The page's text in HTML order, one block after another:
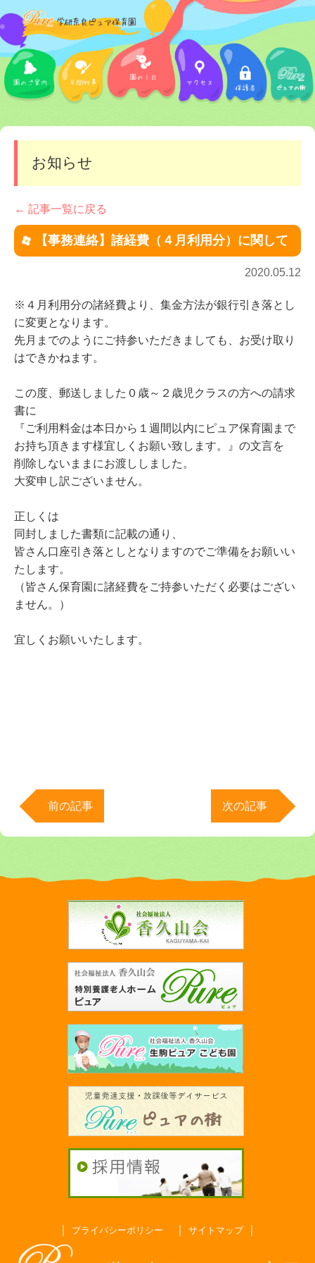
お知らせ
← 記事一覧に戻る
【事務連絡】諸経費（４月利用分）に関して
2020.05.12
※４月利用分の諸経費より、集金方法が銀行引き落とし
に変更となります。
先月までのようにご持参いただきましても、お受け取り
はできかねます。
この度、郵送しました０歳～２歳児クラスの方への請求
書に
『ご利用料金は本日から１週間以内にピュア保育園まで
お持ち頂きます様宜しくお願い致します。』の文言を
削除しないままにお渡ししました。
大変申し訳ございません。
正しくは
同封しました書類に記載の通り、
皆さん口座引き落としとなりますのでご準備をお願いい
たします。
（皆さん保育園に諸経費をご持参いただく必要はござい
ません。）
宜しくお願いいたします。
前の記事 次の記事
プライバシーポリシー サイトマップ｜